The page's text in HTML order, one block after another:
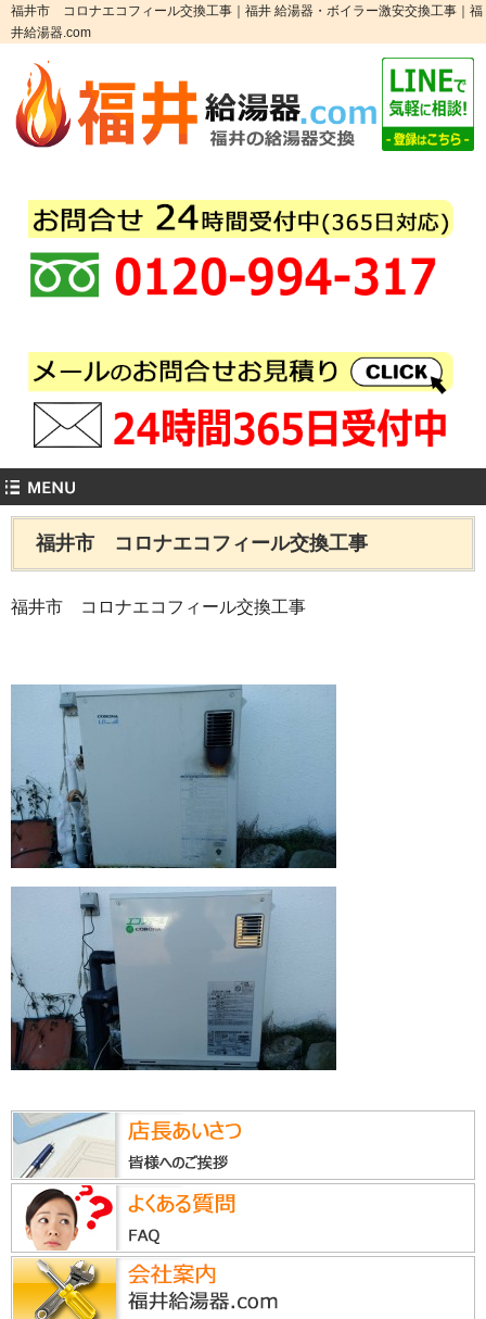
福井市 コロナエコフィール交換工事｜福井 給湯器・ボイラー激安交換工事｜福
井給湯器.com
福井市 コロナエコフィール交換工事
福井市 コロナエコフィール交換工事